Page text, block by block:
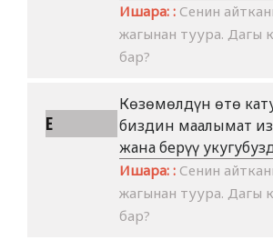
Ишара: : Сенин
жагынан туура. Дагы
бар?
E
Көзөмөлдүн өтө
биздин маалымат
жана берүү
Ишара: : Сенин
жагынан туура. Дагы
бар?